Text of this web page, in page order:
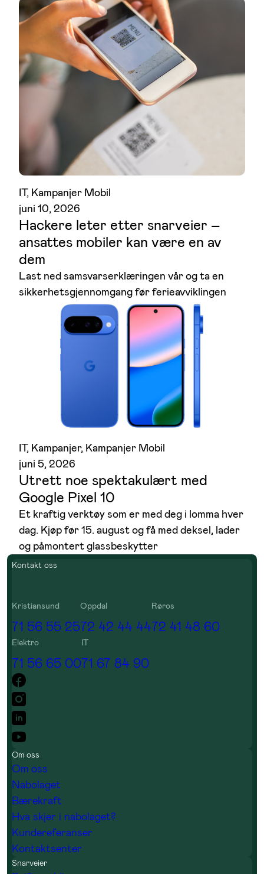
IT, Kampanjer Mobil
juni 10, 2026
Hackere leter etter snarveier –
ansattes mobiler kan være en av
dem
Last ned samsvarserklæringen vår og ta en
sikkerhetsgjennomgang før ferieavviklingen
IT, Kampanjer, Kampanjer Mobil
juni 5, 2026
Utrett noe spektakulært med
Google Pixel 10
Et kraftig verktøy som er med deg i lomma hver
dag. Kjøp før 15. august og få med deksel, lader
og påmontert glassbeskytter
Kontakt oss
Kristiansund
71 56 55 25
Oppdal
72 42 44 44
Røros
72 41 48 60
Elektro
71 56 65 00
IT
71 67 84 90
Om oss
Om oss
Nabolaget
Bærekraft
Hva skjer i nabolaget?
Kundereferanser
Kontaktsenter
Snarveier